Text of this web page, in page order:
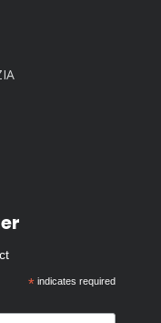
*indicates required